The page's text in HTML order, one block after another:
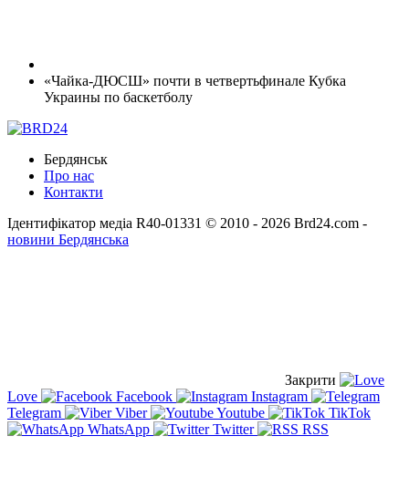
«Чайка-ДЮСШ» почти в четвертьфинале Кубка
Украины по баскетболу
Бердянськ
Про нас
Контакти
Ідентифікатор медіа R40-01331 © 2010 - 2026 Brd24.com -
новини Бердянська
Закрити
Love
Facebook
Instagram
Telegram
Viber Youtube
TikTok
WhatsApp
Twitter RSS